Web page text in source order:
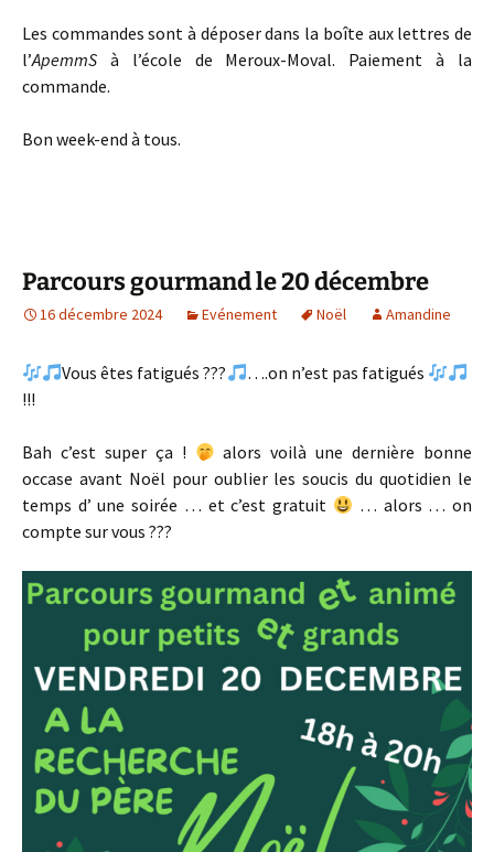
Les commandes sont à déposer dans la boîte aux lettres de
l’ApemmS à l’école de Meroux-Moval. Paiement à la
commande.
Bon week-end à tous.
Parcours gourmand le 20 décembre
16 décembre 2024 Evénement Noël Amandine
Vous êtes fatigués ???
….on n’est pas fatigués
!!!
Bah c’est super ça !
alors voilà une dernière bonne
occase avant Noël pour oublier les soucis du quotidien le
temps d’ une soirée … et c’est gratuit
… alors … on
compte sur vous ???